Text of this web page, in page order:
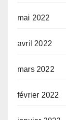
mai 2022
avril 2022
mars 2022
février 2022